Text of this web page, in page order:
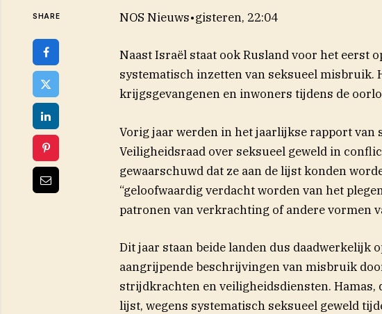
SHARE NOS Nieuws•gisteren, 22:04
Naast Israël staat ook Rusland voor het eerst
systematisch inzetten van seksueel misbruik.
krijgsgevangenen en inwoners tijdens de
Vorig jaar werden in het jaarlijkse rapport van
Veiligheidsraad over seksueel geweld in
gewaarschuwd dat ze aan de lijst konden
“geloofwaardig verdacht worden van het
patronen van verkrachting of andere vormen
Dit jaar staan beide landen dus daadwerkelijk
aangrijpende beschrijvingen van misbruik
strijdkrachten en veiligheidsdiensten. Hamas,
lijst, wegens systematisch seksueel geweld